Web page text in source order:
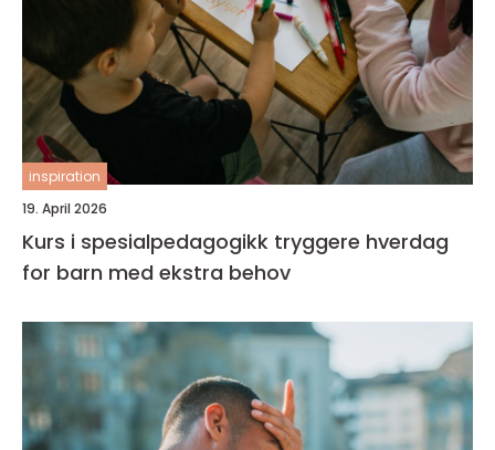
inspiration
19. April 2026
Kurs i spesialpedagogikk tryggere hverdag
for barn med ekstra behov